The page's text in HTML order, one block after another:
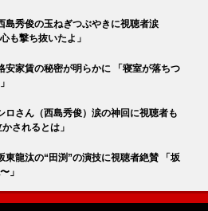
島秀俊の玉ねぎつぶやきに視聴者涙
も撃ち抜いたよ」
安家賃の秘密が明らかに 「寝室が落ちつ
ロさん（西島秀俊）涙の神回に視聴者も
されるとは」
東龍汰の“田渕”の演技に視聴者絶賛 「坂
」